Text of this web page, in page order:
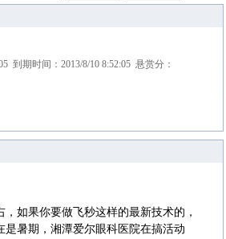
到期时间：2013/8/10 8:52:05 悬赏分：
如果你要做飞秒这样的最新技术的，
暑期，湘潭爱尔眼科医院在搞活动